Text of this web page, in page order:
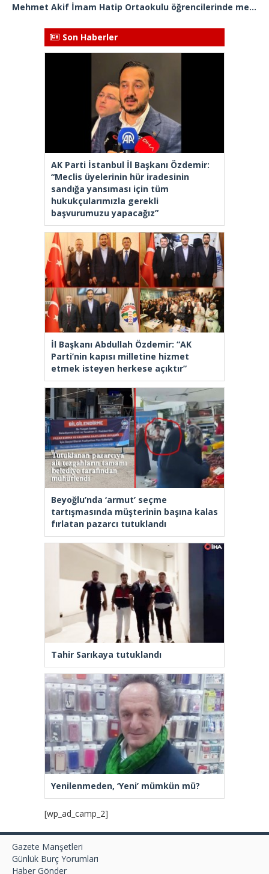
Mehmet Akif İmam Hatip Ortaokulu öğrencilerinde mezuniyet heyecanı
Son Haberler
AK Parti İstanbul İl Başkanı Özdemir:
“Meclis üyelerinin hür iradesinin
sandığa yansıması için tüm
hukukçularımızla gerekli
başvurumuzu yapacağız”
İl Başkanı Abdullah Özdemir: “AK
Parti’nin kapısı milletine hizmet
etmek isteyen herkese açıktır”
Beyoğlu’nda ‘armut’ seçme
tartışmasında müşterinin başına kalas
fırlatan pazarcı tutuklandı
Tahir Sarıkaya tutuklandı
Yenilenmeden, ‘Yeni’ mümkün mü?
[wp_ad_camp_2]
Gazete Manşetleri
Günlük Burç Yorumları
Haber Gönder